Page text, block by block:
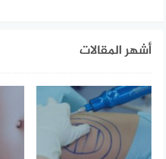
أشهر المقالات